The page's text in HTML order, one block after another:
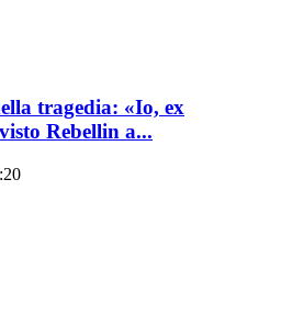
tragedia: «Io, ex
Rebellin a...